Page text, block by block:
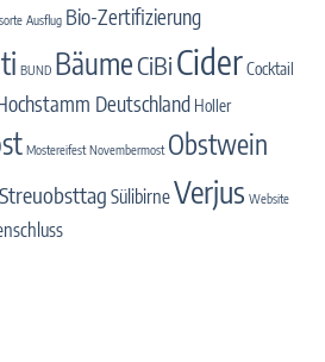
Ausflug Bio-Zertifizierung
BUND BäumeCiBi CiderCocktail
Deutschland Holler
Mostereifest Novembermost Obstwein
Streuobsttag SülibirneVerjus Website